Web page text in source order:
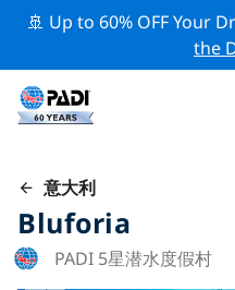
🚢 Up to 60% OFF Your
the
意大利
Bluforia
PADI 5星潜水度假村